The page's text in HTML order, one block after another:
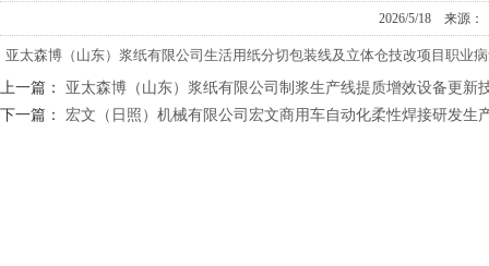
2026/5/18 来源
亚太森博（山东）浆纸有限公司生活用纸分切包装线及立体仓技改项目职业
上一篇： 亚太森博（山东）浆纸有限公司制浆生产线提质增效设备更新
下一篇： 宏文（日照）机械有限公司宏文商用车自动化柔性焊接研发